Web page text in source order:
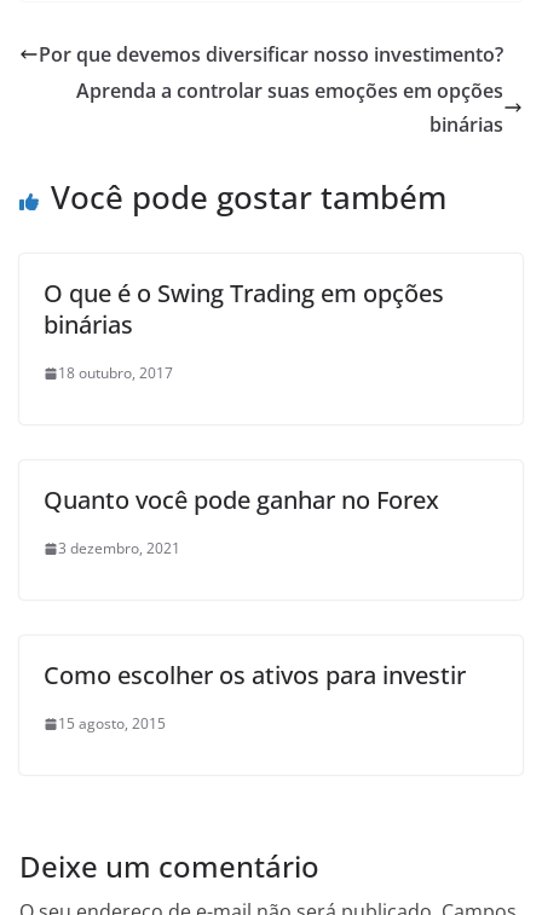
Por que devemos diversificar nosso investimento?
Aprenda a controlar suas emoções em opções
binárias
Você pode gostar também
O que é o Swing Trading em opções
binárias
18 outubro, 2017
Quanto você pode ganhar no Forex
3 dezembro, 2021
Como escolher os ativos para investir
15 agosto, 2015
Deixe um comentário